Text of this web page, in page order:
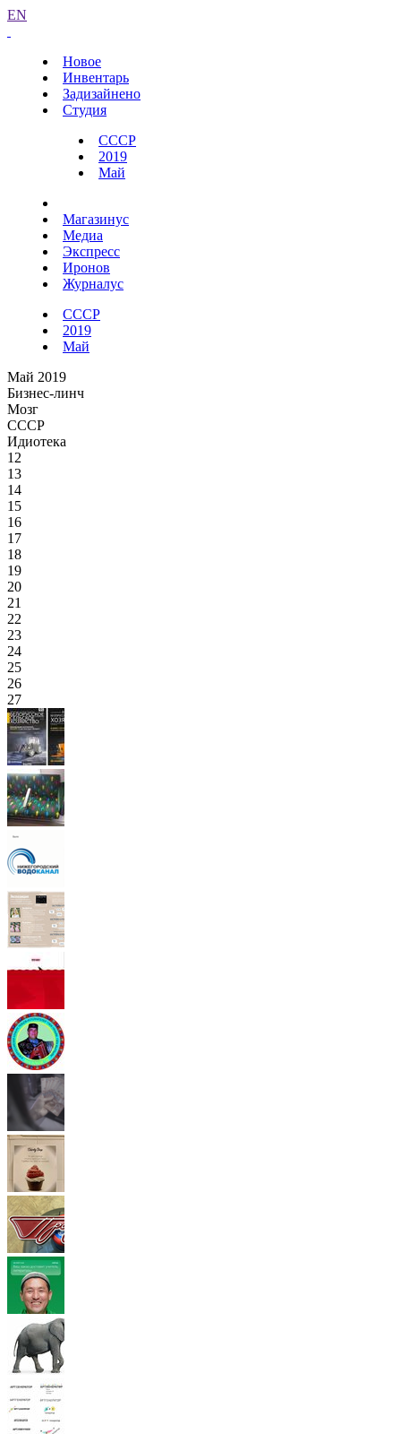
EN
Новое
Инвентарь
Задизайнено
Студия
СССР
2019
Май
Магазинус
Медиа
Экспресс
Иронов
Журналус
СССР
2019
Май
Май 2019
Бизнес-линч
Мозг
СССР
Идиотека
12
13
14
15
16
17
18
19
20
21
22
23
24
25
26
27